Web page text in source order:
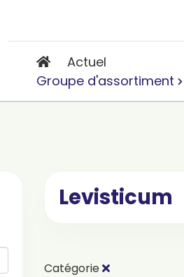
Actuel
Groupe d'assortiment
Levisticum
Catégorie